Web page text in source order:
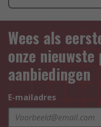
Wees als
onze
aanbiedingen
E-mailadres